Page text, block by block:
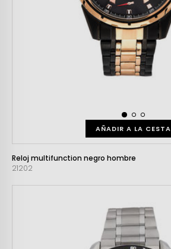
AÑADIR A LA CESTA
Reloj multifunction negro hombre
21202